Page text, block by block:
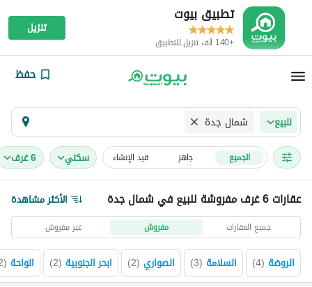
تطبيق بيوت
+140 ألف تنزيل للتطبيق
تنزيل
حفظ
للبيع شمال جدة
الجميع جاهز قيد الإنشاء سكني 6 غرف
عقارات 6 غرف مفروشة للبيع في شمال جدة الأكثر مشاهدة
جميع العقارات مفروش غير مفروش
الروضة (
4
) السلامة (
3
) الصواري (
2
) ابحر الجنوبية (
2
) الواحة (